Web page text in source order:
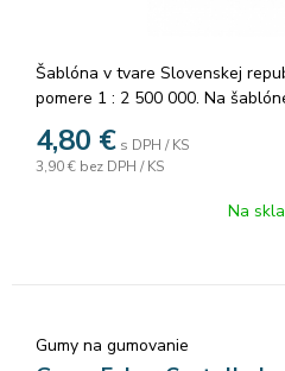
Šablóna v tvare Slovenskej
pomere 1 : 2 500 000. Na
modrým významné rieky a
Na potlačenej papierovej vložke
prírodných podmienok pre
4,80 € s DPH / KS
3,90 € bez DPH / KS
Na
Gumy na gumovanie